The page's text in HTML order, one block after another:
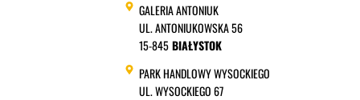
GALERIA ANTONIUK
UL. ANTONIUKOWSKA 56
15-845BIAŁYSTOK
PARK HANDLOWY WYSOCKIEGO
UL. WYSOCKIEGO 67